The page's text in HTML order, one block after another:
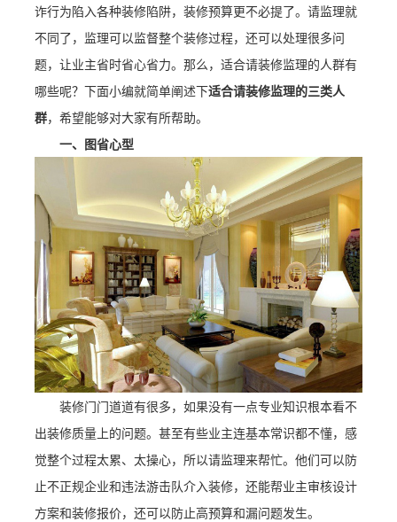
诈行为陷入各种装修陷阱，装修预算更不必提了。请监理就
不同了，监理可以监督整个装修过程，还可以处理很多问
题，让业主省时省心省力。那么，适合请装修监理的人群有
哪些呢？下面小编就简单阐述下适合请装修监理的三类人
群，希望能够对大家有所帮助。
一、图省心型
装修门门道道有很多，如果没有一点专业知识根本看不
出装修质量上的问题。甚至有些业主连基本常识都不懂，感
觉整个过程太累、太操心，所以请监理来帮忙。他们可以防
止不正规企业和违法游击队介入装修，还能帮业主审核设计
方案和装修报价，还可以防止高预算和漏问题发生。